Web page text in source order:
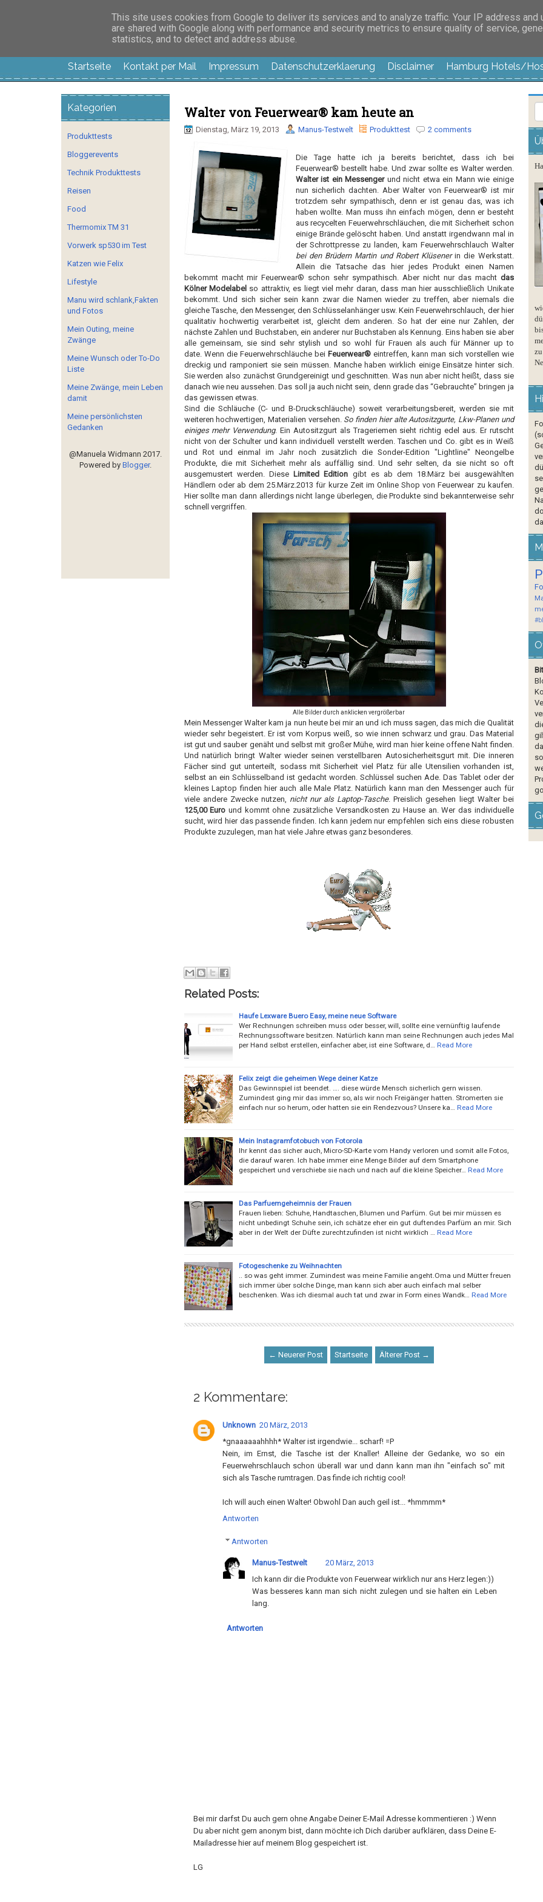
Manus Testwelt, alles außer langweilig
Startseite Kontakt per Mail Impressum Datenschutzerklaerung Disclaimer Hamburg Hotels/
Walter von Feuerwear® kam heute an
Dienstag, März 19, 2013 Manus-Testwelt Produkttest 2 comments
Die Tage hatte ich ja bereits berichtet, dass ich bei
Feuerwear® bestellt habe. Und zwar sollte es Walter werden.
Walter ist ein Messengerund nicht etwa ein Mann wie einige
nun sicherlich dachten. Aber Walter von Feuerwear® ist mir
trotzdem sehr sympathisch, denn er ist genau das, was ich
haben wollte. Man muss ihn einfach mögen, denn er besteht
aus recycelten Feuerwehrschläuchen, die mit Sicherheit schon
einige Brände gelöscht haben. Und anstatt irgendwann mal in
der Schrottpresse zu landen, kam Feuerwehrschlauch Walter
bei den Brüdern Martin und Robert ­Klüsenerin die Werkstatt.
Allein die Tatsache das hier jedes Produkt einen Namen
bekommt macht mir Feuerwear® schon sehr sympathisch. Aber nicht nur das macht das
Kölner Modelabel so attraktiv, es liegt viel mehr daran, dass man hier ausschließlich Unikate
bekommt. Und sich sicher sein kann zwar die Namen wieder zu treffen, aber niemals die
gleiche Tasche, den Messenger, den Schlüsselanhänger usw. Kein Feuerwehrschlauch, der hier
qualitativ hochwertig verarbeitet ist, gleicht dem anderen. So hat der eine nur Zahlen, ­der
nächste Zahlen und Buchstaben, ein anderer nur Buchstaben als Kennung. Eins haben sie aber
alle gemeinsam, sie sind sehr stylish und so wohl für Frauen als auch für Männer up to
date. Wenn die Feuerwehrschläuche bei Feuerwear® eintreffen, kann man sich vorstellen wie
dreckig und ramponiert sie sein müssen. Manche haben wirklich einige Einsätze hinter sich.
Sie werden also zunächst Grundgereinigt und geschnitten. Was nun aber nicht heißt, dass sie
danach wie neu aussehen. Das soll ja auch nicht sein, denn grade das “Gebrauchte” bringen ja
das gewissen etwas.
Sind die Schläuche (C- und B-Druckschläuche) soweit verarbeitungsbereit, werden sie mit
weiteren hochwertigen, Materialien versehen. So finden hier alte Autositzgurte, Lkw-Planen und
einiges mehr Verwendung. Ein Autositzgurt als Trageriemen sieht richtig edel aus. Er rutscht
nicht von der Schulter und kann individuell verstellt werden. Taschen und Co. gibt es in Weiß
und Rot und einmal im Jahr noch zusätzlich die Sonder-Edition "­Lightline" Neongelbe
Produkte, die mit Sicherheit mehr als auffällig sind. Und sehr selten, da sie nicht so oft
ausgemustert werden. Diese Limited Edition gibt es ab dem 18.März bei ausgewählten
Händlern oder ab dem 25.März.2013 für kurze Zeit im Online Shop von Feuerwear zu kaufen.
Hier sollte man dann allerdings nicht lange überlegen, die Produkte sind bekannterweise sehr
schnell vergriffen.
Alle Bilder durch anklicken vergrößerbar
Mein MessengerWalter kam ja nun heute bei mir an und ich muss sagen, das mich die Qualität
wieder sehr begeistert. Er ist vom Korpus weiß, so wie innen schwarz und grau. Das Material
ist gut und sauber genäht und selbst mit großer Mühe, wird man hier keine offene Naht finden.
Und natürlich bringt Walter wieder seinen verstellbaren Autosicherheitsgurtmit. Die inneren
Fächer sind gut unterteilt, sodass mit Sicherheit viel Platz für alle Utensilien vorhanden ist,
selbst an ein Schlüsselband ist gedacht worden. Schlüssel suchen Ade. DasTabletoder der
kleines Laptop finden hier auch alle Male Platz. Natürlich kann man den Messengerauch für
viele andere Zwecke nutzen, nicht nur als Laptop-Tasche. Preislich gesehen liegt Walter bei
125,00 Euro und kommt ohne zusätzliche Versandkosten zu Hause an. Wer das individuelle
sucht, wird hier das passende finden. Ich kann jedem nur empfehlen sich eins diese robusten
Produkte zuzulegen, man hat viele Jahre etwas ganz besonderes.
Related Posts:
Haufe Lexware Buero Easy, meine neue Software
Wer Rechnungen schreiben muss oder besser, will, sollte eine vernünftig laufende
Rechnungssoftware besitzen. Natürlich kann man seine Rechnungen auch jedes Mal
per Hand selbst erstellen, einfacher aber, ist eine Software, d…
Read More
Felix zeigt die geheimen Wege deiner Katze
Das Gewinnspiel ist beendet. …. diese würde Mensch sicherlich gern wissen.
Zumindest ging mir das immer so, als wir noch Freigänger hatten. Stromerten sie
einfach nur so herum, oder hatten sie ein Rendezvous? Unsere ka…
Read More
Mein Instagramfotobuch von Fotorola
Ihr kennt das sicher auch, Micro-SD-Karte vom Handy verloren und somit alle Fotos,
die darauf waren. Ich habe immer eine Menge Bilder auf dem Smartphone
gespeichert und verschiebe sie nach und nach auf die kleine Speicher…
Read More
Das Parfuemgeheimnis der Frauen
Frauen lieben: Schuhe, Handtaschen, Blumen und Parfüm. Gut bei mir müssen es
nicht unbedingt Schuhe sein, ich schätze eher ein gut duftendes Parfüm an mir. Sich
aber in der Welt der Düfte zurechtzufinden ist nicht wirklich …
Read More
Fotogeschenke zu Weihnachten
.. so was geht immer. Zumindest was meine Familie angeht.Oma und Mütter freuen
sich immer über solche Dinge, man kann sich aber auch einfach mal selber
beschenken. Was ich diesmal auch tat und zwar in Form eines Wandk…
Read More
← Neuerer Post Startseite Älterer Post →
2 Kommentare:
Unknown 20 März, 2013
*gnaaaaaahhhh* Walter ist irgendwie... scharf! =P
Nein, im Ernst, die Tasche ist der Knaller! Alleine der Gedanke, wo so ein
Feuerwehrschlauch schon überall war und dann kann man ihn "einfach so" mit
sich als Tasche rumtragen. Das finde ich richtig cool!
Ich will auch einen Walter! Obwohl Dan auch geil ist... *hmmmm*
Antworten
Antworten
Manus-Testwelt
20 März, 2013
Ich kann dir die Produkte von Feuerwear wirklich nur ans Herz legen:))
Was besseres kann man sich nicht zulegen und sie halten ein Leben
lang.
Antworten
Bei mir darfst Du auch gern ohne Angabe Deiner E-Mail Adresse kommentieren :) Wenn
Du aber nicht gern anonym bist, dann möchte ich Dich darüber aufklären, dass Deine E-
Mailadresse hier auf meinem Blog gespeichert ist.
LG
Kategorien
Produkttests
Bloggerevents
Technik Produkttests
Reisen
Food
Thermomix TM 31
Vorwerk sp530 im Test
Katzen wie Felix
Lifestyle
Manu wird schlank,Fakten
und Fotos
Mein Outing, meine
Zwänge
Meine Wunsch oder To-Do
Liste
Meine Zwänge, mein Leben
damit
Meine persönlichsten
Gedanken
@Manuela Widmann 2017.
Powered by Blogger.
This site uses cookies from Google to deliver its services and to analyze traffic. Your IP address and
are shared with Google along with performance and security metrics to ensure quality of service,
statistics, and to detect and address abuse.